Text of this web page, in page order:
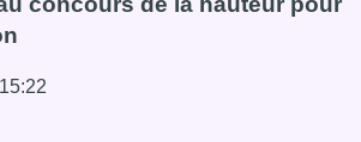
Van Damme : Nafi Thiam